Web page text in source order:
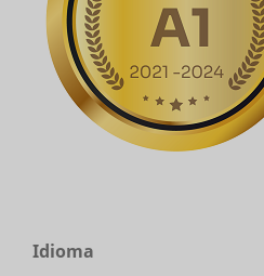
Idioma